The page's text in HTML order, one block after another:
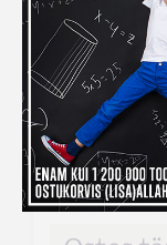
Kui ihaldatud
siisInbank
kohe
detsembris!
“Maksa
väljad.